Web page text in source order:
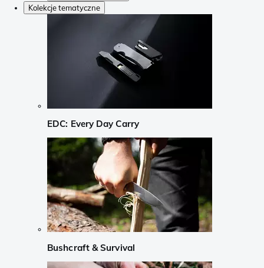
Kolekcje tematyczne
EDC: Every Day Carry
Bushcraft & Survival